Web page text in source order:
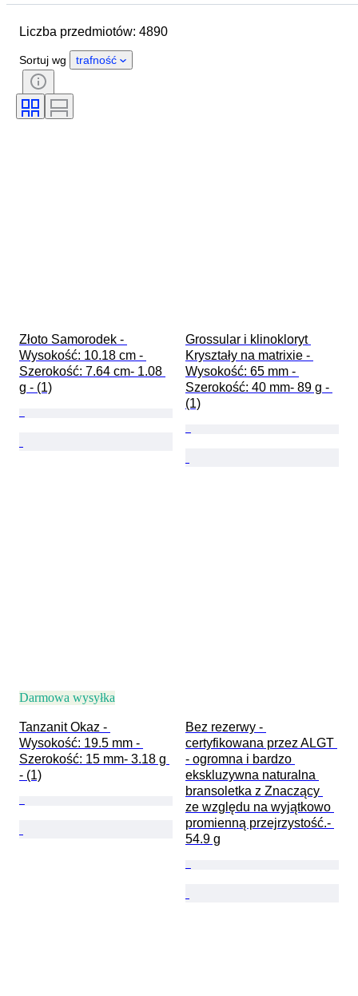
Przedmiot
Kraj pochodzenia
Materiał
Okres
Podpis
Dokładny kolor
Liczba przedmiotów: 4890
Sortuj wg trafność
Złoto Samorodek -
Wysokość: 10.18 cm -
Szerokość: 7.64 cm- 1.08
g - (1)
Grossular i klinokloryt
Kryształy na matrixie -
Wysokość: 65 mm -
Szerokość: 40 mm- 89 g -
(1)
Darmowa wysyłka
Tanzanit Okaz -
Wysokość: 19.5 mm -
Szerokość: 15 mm- 3.18 g
- (1)
Bez rezerwy -
certyfikowana przez ALGT
- ogromna i bardzo
ekskluzywna naturalna
bransoletka z Znaczący
ze względu na wyjątkowo
promienną przejrzystość.-
54.9 g